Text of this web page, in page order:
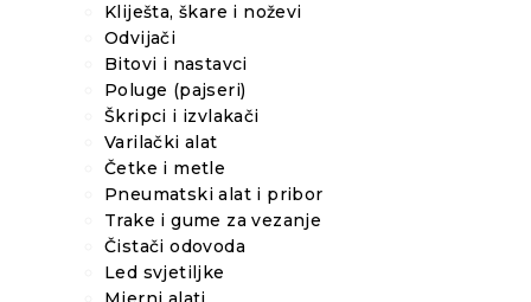
Kliješta, škare i noževi
Odvijači
Bitovi i nastavci
Poluge (pajseri)
Škripci i izvlakači
Varilački alat
Četke i metle
Pneumatski alat i pribor
Trake i gume za vezanje
Čistači odovoda
Led svjetiljke